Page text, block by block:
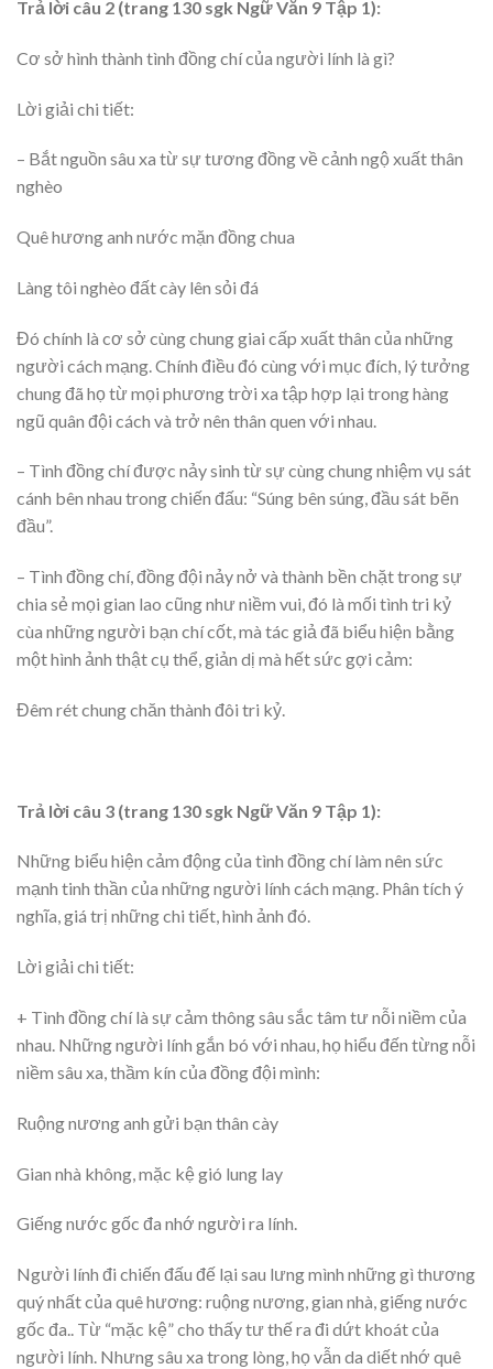
Trả lời câu 2 (trang 130 sgk Ngữ Văn 9 Tập 1):
Cơ sở hình thành tình đồng chí của người lính là gì?
Lời giải chi tiết:
– Bắt nguồn sâu xa từ sự tương đồng về cảnh ngộ xuất thân
nghèo
Quê hương anh nước mặn đồng chua
Làng tôi nghèo đất cày lên sỏi đá
Đó chính là cơ sở cùng chung giai cấp xuất thân của những
người cách mạng. Chính điều đó cùng với mục đích, lý tưởng
chung đã họ từ mọi phương trời xa tập hợp lại trong hàng
ngũ quân đội cách và trở nên thân quen với nhau.
– Tình đồng chí được nảy sinh từ sự cùng chung nhiệm vụ sát
cánh bên nhau trong chiến đấu: “Súng bên súng, đầu sát bẽn
đầu”.
– Tình đồng chí, đồng đội nảy nở và thành bền chặt trong sự
chia sẻ mọi gian lao cũng như niềm vui, đó là mối tình tri kỷ
cùa những người bạn chí cốt, mà tác giả đã biểu hiện bằng
một hình ảnh thật cụ thể, giản dị mà hết sức gợi cảm:
Đêm rét chung chăn thành đôi tri kỷ.
Trả lời câu 3 (trang 130 sgk Ngữ Văn 9 Tập 1):
Những biểu hiện cảm động của tình đồng chí làm nên sức
mạnh tinh thần của những người lính cách mạng. Phân tích ý
nghĩa, giá trị những chi tiết, hình ảnh đó.
Lời giải chi tiết:
+ Tình đồng chí là sự cảm thông sâu sắc tâm tư nỗi niềm của
nhau. Những người lính gắn bó với nhau, họ hiểu đến từng nỗi
niềm sâu xa, thầm kín của đồng đội mình:
Ruộng nương anh gửi bạn thân cày
Gian nhà không, mặc kệ gió lung lay
Giếng nước gốc đa nhớ người ra lính.
Người lính đi chiến đấu đế lại sau lưng mình những gì thương
quý nhất của quê hương: ruộng nương, gian nhà, giếng nước
gốc đa.. Từ “mặc kệ” cho thấy tư thế ra đi dứt khoát của
người lính. Nhưng sâu xa trong lòng, họ vẫn da diết nhớ quê